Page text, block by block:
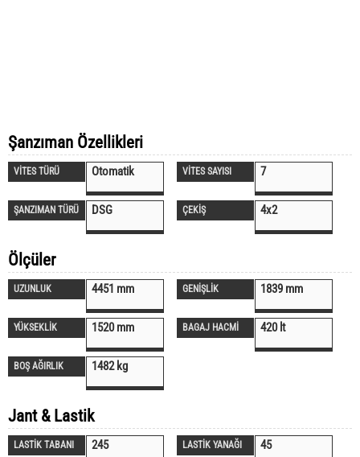
Şanzıman Özellikleri
VİTES TÜRÜ Otomatik VİTES SAYISI 7
ŞANZIMAN TÜRÜ DSG ÇEKİŞ 4x2
Ölçüler
UZUNLUK 4451 mm GENİŞLİK 1839 mm
YÜKSEKLİK 1520 mm BAGAJ HACMİ 420 lt
BOŞ AĞIRLIK 1482 kg
Jant & Lastik
LASTİK TABANI 245 LASTİK YANAĞI 45